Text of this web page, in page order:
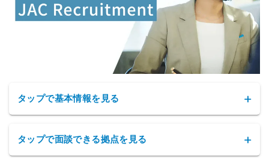
タップで基本情報を見る
タップで面談できる拠点を見る